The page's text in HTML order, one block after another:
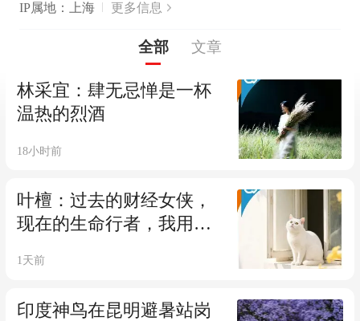
IP属地：上海 更多信息
全部 文章
林采宜：肆无忌惮是一杯
温热的烈酒
18小时前
叶檀：过去的财经女侠，
现在的生命行者，我用了
1天前
印度神鸟在昆明避暑站岗